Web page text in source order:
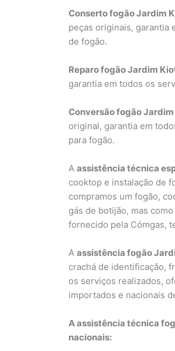
Conserto fogão Jardim
peças originais, garantia
de fogão.
Reparo fogão Jardim
garantia em todos os
Conversão fogão
original, garantia em
para fogão.
A assistência técnica
cooktop e instalação de
compramos um fogão,
gás de botijão, mas
fornecido pela Cómgas,
A assistência fogão
crachá de identificação,
os serviços realizados,
importados e nacionais
A assistência técnica
nacionais: